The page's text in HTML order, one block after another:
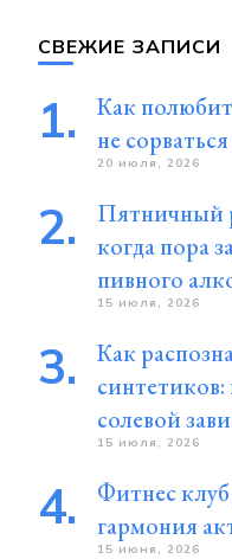
СВЕЖИЕ ЗАПИСИ
Как
не
20 июля, 2026
Пятничный
когда пора
пивного
15 июля, 2026
Как
солевой
15 июля, 2026
Фитнес
гармония
15 июня, 2026